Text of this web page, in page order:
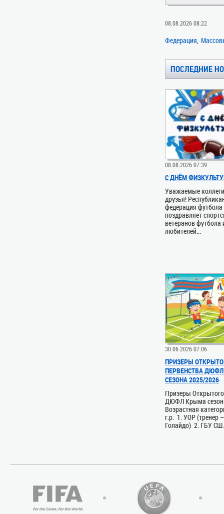
08.08.2026 08:22
Федерация
ПОСЛЕДНИЕ
08.08.2026 07:39
С ДНЁМ
Уважаемые
друзья!
федерация
поздравляет
ветеранов футбола
любителей...
30.06.2026 07:06
ПРИЗЕРЫ
ПЕРВЕНСТВА
СЕЗОНА 2025/2026
Призеры
ДЮФЛ Крыма
Возрастная
г.р. 1. УОР (тренер
Голайдо) 2. ГБУ